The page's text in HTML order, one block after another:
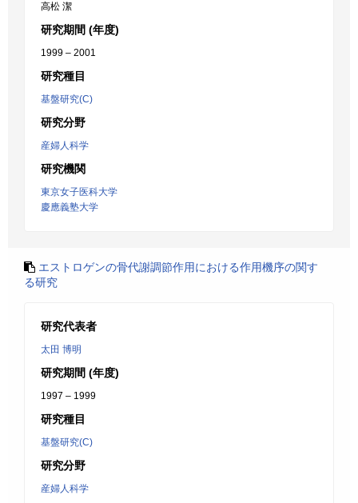
高松 潔
研究期間 (年度)
1999 – 2001
研究種目
基盤研究(C)
研究分野
産婦人科学
研究機関
東京女子医科大学
慶應義塾大学
エストロゲンの骨代謝調節作用における作用機序の関す
る研究
研究代表者
太田 博明
研究期間 (年度)
1997 – 1999
研究種目
基盤研究(C)
研究分野
産婦人科学